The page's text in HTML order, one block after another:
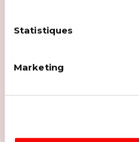
Statistiques
Marketing